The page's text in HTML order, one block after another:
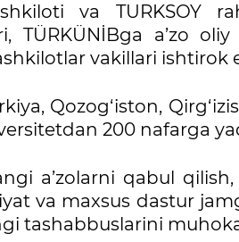
va TURKSOY
TÜRKÜNİBga a’zo
vakillari ishtirok
Qozog‘iston,
200 nafarga
a’zolarni qabul
va maxsus dastur
tashabbuslarini